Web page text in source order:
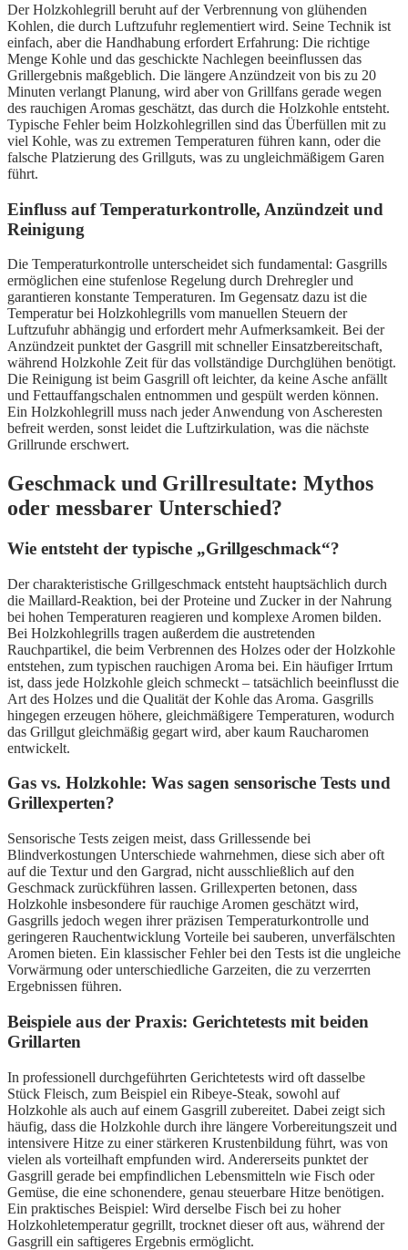
Der Holzkohlegrill beruht auf der Verbrennung von glühenden
Kohlen, die durch Luftzufuhr reglementiert wird. Seine Technik ist
einfach, aber die Handhabung erfordert Erfahrung: Die richtige
Menge Kohle und das geschickte Nachlegen beeinflussen das
Grillergebnis maßgeblich. Die längere Anzündzeit von bis zu 20
Minuten verlangt Planung, wird aber von Grillfans gerade wegen
des rauchigen Aromas geschätzt, das durch die Holzkohle entsteht.
Typische Fehler beim Holzkohlegrillen sind das Überfüllen mit zu
viel Kohle, was zu extremen Temperaturen führen kann, oder die
falsche Platzierung des Grillguts, was zu ungleichmäßigem Garen
führt.
Einfluss auf Temperaturkontrolle, Anzündzeit und
Reinigung
Die Temperaturkontrolle unterscheidet sich fundamental: Gasgrills
ermöglichen eine stufenlose Regelung durch Drehregler und
garantieren konstante Temperaturen. Im Gegensatz dazu ist die
Temperatur bei Holzkohlegrills vom manuellen Steuern der
Luftzufuhr abhängig und erfordert mehr Aufmerksamkeit. Bei der
Anzündzeit punktet der Gasgrill mit schneller Einsatzbereitschaft,
während Holzkohle Zeit für das vollständige Durchglühen benötigt.
Die Reinigung ist beim Gasgrill oft leichter, da keine Asche anfällt
und Fettauffangschalen entnommen und gespült werden können.
Ein Holzkohlegrill muss nach jeder Anwendung von Ascheresten
befreit werden, sonst leidet die Luftzirkulation, was die nächste
Grillrunde erschwert.
Geschmack und Grillresultate: Mythos
oder messbarer Unterschied?
Wie entsteht der typische „Grillgeschmack“?
Der charakteristische Grillgeschmack entsteht hauptsächlich durch
die Maillard-Reaktion, bei der Proteine und Zucker in der Nahrung
bei hohen Temperaturen reagieren und komplexe Aromen bilden.
Bei Holzkohlegrills tragen außerdem die austretenden
Rauchpartikel, die beim Verbrennen des Holzes oder der Holzkohle
entstehen, zum typischen rauchigen Aroma bei. Ein häufiger Irrtum
ist, dass jede Holzkohle gleich schmeckt – tatsächlich beeinflusst die
Art des Holzes und die Qualität der Kohle das Aroma. Gasgrills
hingegen erzeugen höhere, gleichmäßigere Temperaturen, wodurch
das Grillgut gleichmäßig gegart wird, aber kaum Raucharomen
entwickelt.
Gas vs. Holzkohle: Was sagen sensorische Tests und
Grillexperten?
Sensorische Tests zeigen meist, dass Grillessende bei
Blindverkostungen Unterschiede wahrnehmen, diese sich aber oft
auf die Textur und den Gargrad, nicht ausschließlich auf den
Geschmack zurückführen lassen. Grillexperten betonen, dass
Holzkohle insbesondere für rauchige Aromen geschätzt wird,
Gasgrills jedoch wegen ihrer präzisen Temperaturkontrolle und
geringeren Rauchentwicklung Vorteile bei sauberen, unverfälschten
Aromen bieten. Ein klassischer Fehler bei den Tests ist die ungleiche
Vorwärmung oder unterschiedliche Garzeiten, die zu verzerrten
Ergebnissen führen.
Beispiele aus der Praxis: Gerichtetests mit beiden
Grillarten
In professionell durchgeführten Gerichtetests wird oft dasselbe
Stück Fleisch, zum Beispiel ein Ribeye-Steak, sowohl auf
Holzkohle als auch auf einem Gasgrill zubereitet. Dabei zeigt sich
häufig, dass die Holzkohle durch ihre längere Vorbereitungszeit und
intensivere Hitze zu einer stärkeren Krustenbildung führt, was von
vielen als vorteilhaft empfunden wird. Andererseits punktet der
Gasgrill gerade bei empfindlichen Lebensmitteln wie Fisch oder
Gemüse, die eine schonendere, genau steuerbare Hitze benötigen.
Ein praktisches Beispiel: Wird derselbe Fisch bei zu hoher
Holzkohletemperatur gegrillt, trocknet dieser oft aus, während der
Gasgrill ein saftigeres Ergebnis ermöglicht.